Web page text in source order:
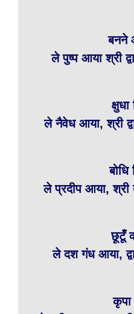
बनने
ले पुष्प आया श्री
ले नैवेध आया, श्री
ले प्रदीप आया, श्री
छूटूँ
ले दश गंध आया,